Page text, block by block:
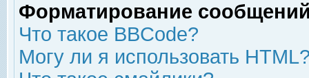
Форматирование
Что такое BBCode?
Могу ли я использовать